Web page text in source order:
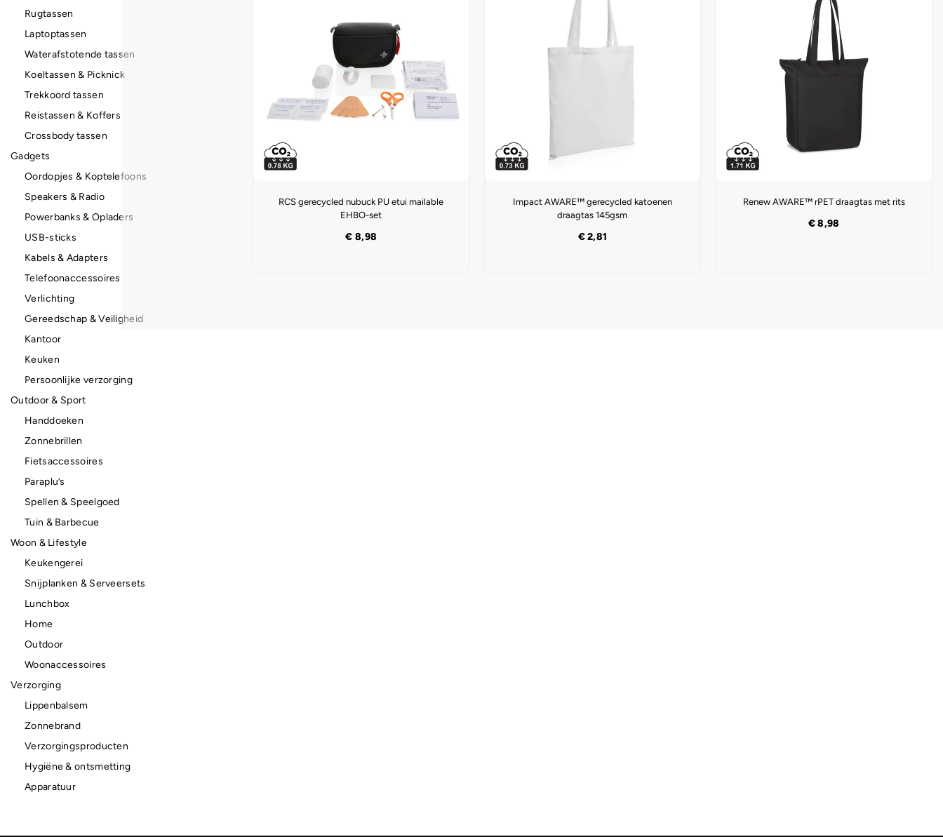
RCS gerecycled nubuck PU etui mailable
EHBO-set
€ 8,98
Impact AWARE™ gerecycled katoenen
draagtas 145gsm
€2,81
Renew AWARE™ rPET draagtas met rits
€8,98
Rugtassen
Laptoptassen
Waterafstotende tassen
Koeltassen & Picknick
Trekkoord tassen
Reistassen & Koffers
Crossbody tassen
Gadgets
Oordopjes & Koptelefoons
Speakers & Radio
Powerbanks & Opladers
USB-sticks
Kabels & Adapters
Telefoonaccessoires
Verlichting
Gereedschap & Veiligheid
Kantoor
Keuken
Persoonlijke verzorging
Outdoor & Sport
Handdoeken
Zonnebrillen
Fietsaccessoires
Paraplu’s
Spellen & Speelgoed
Tuin & Barbecue
Woon & Lifestyle
Keukengerei
Snijplanken & Serveersets
Lunchbox
Home
Outdoor
Woonaccessoires
Verzorging
Lippenbalsem
Zonnebrand
Verzorgingsproducten
Hygiëne & ontsmetting
Apparatuur